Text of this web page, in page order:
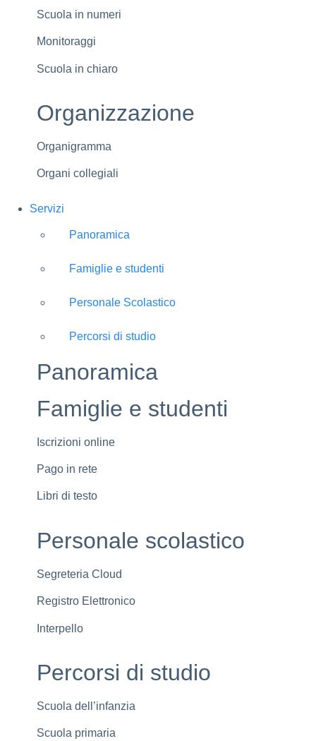
Scuola in numeri
Monitoraggi
Scuola in chiaro
Organizzazione
Organigramma
Organi collegiali
Servizi
Panoramica
Famiglie e studenti
Personale Scolastico
Percorsi di studio
Panoramica
Famiglie e studenti
Iscrizioni online
Pago in rete
Libri di testo
Personale scolastico
Segreteria Cloud
Registro Elettronico
Interpello
Percorsi di studio
Scuola dell’infanzia
Scuola primaria